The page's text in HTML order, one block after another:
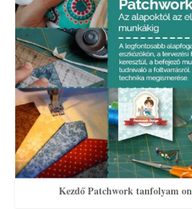
Kezdő Patchwork tanfolyam